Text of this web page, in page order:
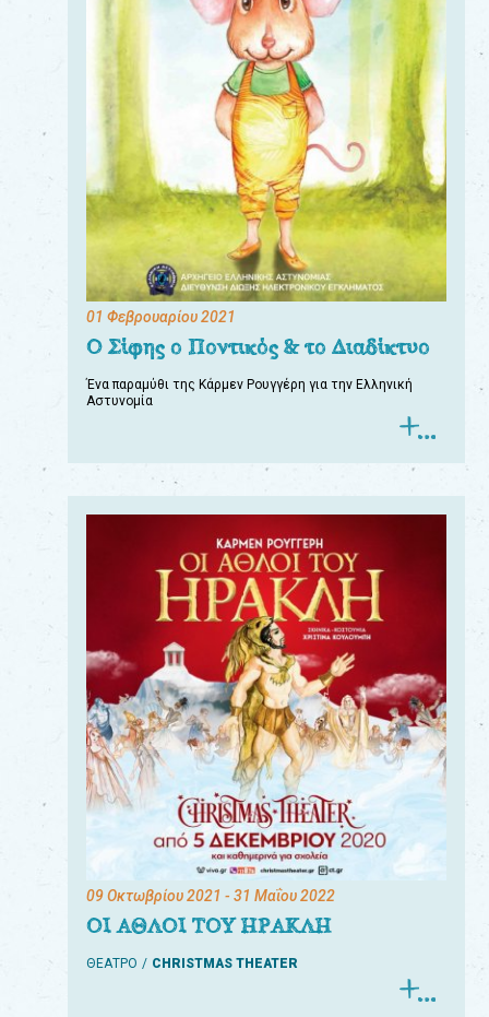
01 Φεβρουαρίου 2021
Ο Σίφης ο Ποντικός & το Διαδίκτυο
Ένα παραμύθι της Κάρμεν Ρουγγέρη για την Ελληνική
Αστυνομία
09 Οκτωβρίου 2021 - 31 Μαΐου 2022
ΟΙ ΑΘΛΟΙ ΤΟΥ ΗΡΑΚΛΗ
ΘΕΑΤΡΟ CHRISTMAS THEATER